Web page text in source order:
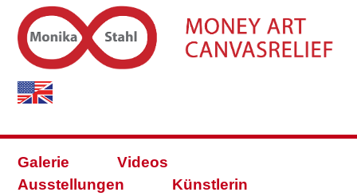
Galerie
Videos
Ausstellungen
Künstlerin